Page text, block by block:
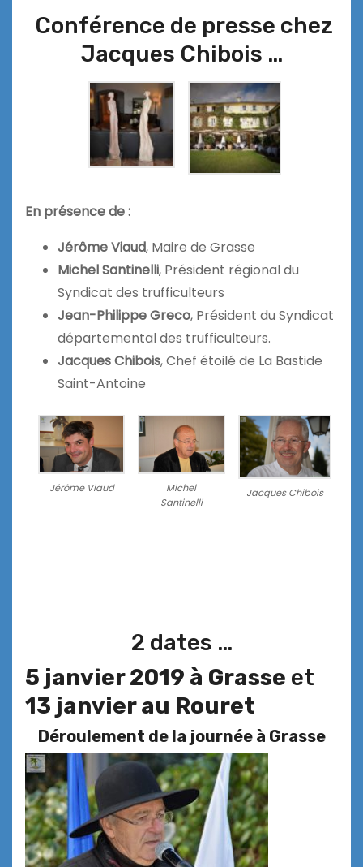
Conférence de presse chez
Jacques Chibois …
En présence de :
Jérôme Viaud, Maire de Grasse
Michel Santinelli, Président régional du
Syndicat des trufficulteurs
Jean-Philippe Greco, Président du Syndicat
départemental des trufficulteurs.
Jacques Chibois, Chef étoilé de La Bastide
Saint-Antoine
Jérôme Viaud
Michel
Santinelli
Jacques Chibois
2 dates …
5 janvier 2019 à Grasse et
13 janvier au Rouret
Déroulement de la journée à Grasse